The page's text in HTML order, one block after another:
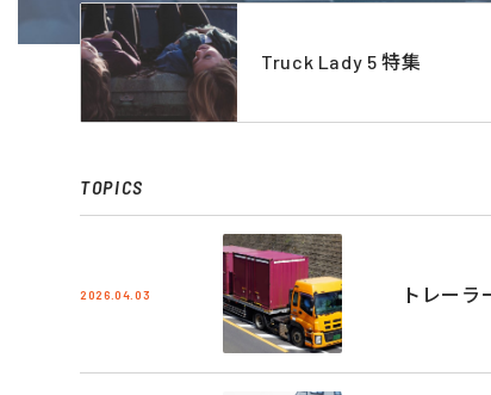
Truck Lady 5 特集
TOPICS
2026.04.03 トレー